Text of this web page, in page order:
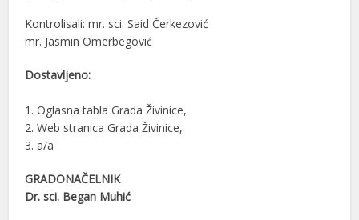
Kontrolisali: mr. sci. Said Čerkezović
mr. Jasmin Omerbegović
Dostavljeno:
1. Oglasna tabla Grada Živinice,
2. Web stranica Grada Živinice,
3. a/a
GRADONAČELNIK
Dr. sci. Began Muhić